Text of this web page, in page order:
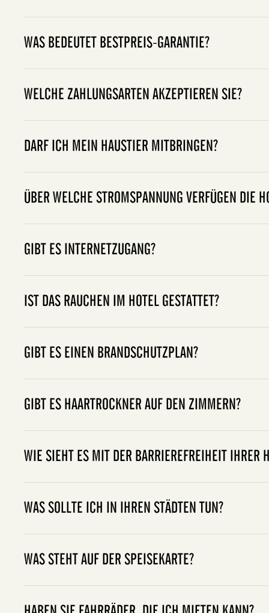
WAS BEDEUTET BESTPREIS-GARANTIE?
Claim form
WELCHE ZAHLUNGSARTEN AKZEPTIEREN SIE?
DARF ICH MEIN HAUSTIER MITBRINGEN?
ÜBER WELCHE STROMSPANNUNG VERFÜGEN DIE
GIBT ES INTERNETZUGANG?
IST DAS RAUCHEN IM HOTEL GESTATTET?
GIBT ES EINEN BRANDSCHUTZPLAN?
GIBT ES HAARTROCKNER AUF DEN ZIMMERN?
WIE SIEHT ES MIT DER BARRIEREFREIHEIT IHRER
WAS SOLLTE ICH IN IHREN STÄDTEN TUN?
WAS STEHT AUF DER SPEISEKARTE?